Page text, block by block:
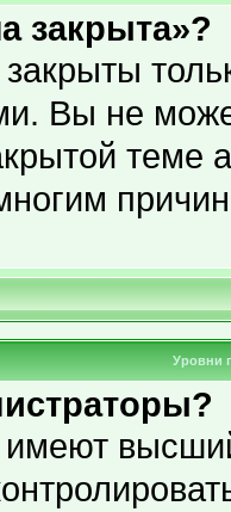
закрыта»?
Вы не
теме
Уровни